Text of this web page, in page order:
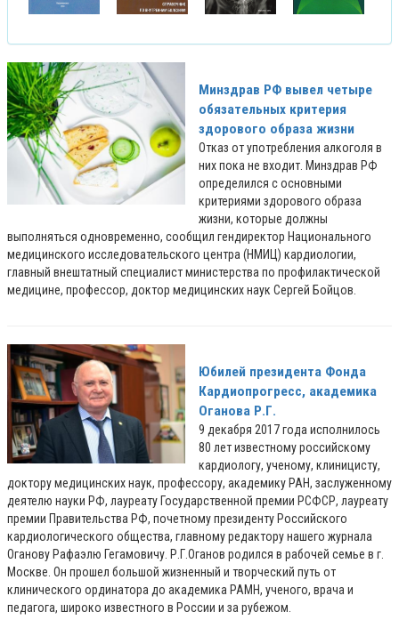
Минздрав РФ вывел четыре
обязательных критерия
здорового образа жизни
Отказ от употребления алкоголя в
них пока не входит. Минздрав РФ
определился с основными
критериями здорового образа
жизни, которые должны
выполняться одновременно, сообщил гендиректор Национального
медицинского исследовательского центра (НМИЦ) кардиологии,
главный внештатный специалист министерства по профилактической
медицине, профессор, доктор медицинских наук Сергей Бойцов.
Юбилей президента Фонда
Кардиопрогресс, академика
Оганова Р.Г.
9 декабря 2017 года исполнилось
80 лет известному российскому
кардиологу, ученому, клиницисту,
доктору медицинских наук, профессору, академику РАН, заслуженному
деятелю науки РФ, лауреату Государственной премии РСФСР, лауреату
премии Правительства РФ, почетному президенту Российского
кардиологического общества, главному редактору нашего журнала
Оганову Рафаэлю Гегамовичу. Р.Г.Оганов родился в рабочей семье в г.
Москве. Он прошел большой жизненный и творческий путь от
клинического ординатора до академика РАМН, ученого, врача и
педагога, широко известного в России и за рубежом.